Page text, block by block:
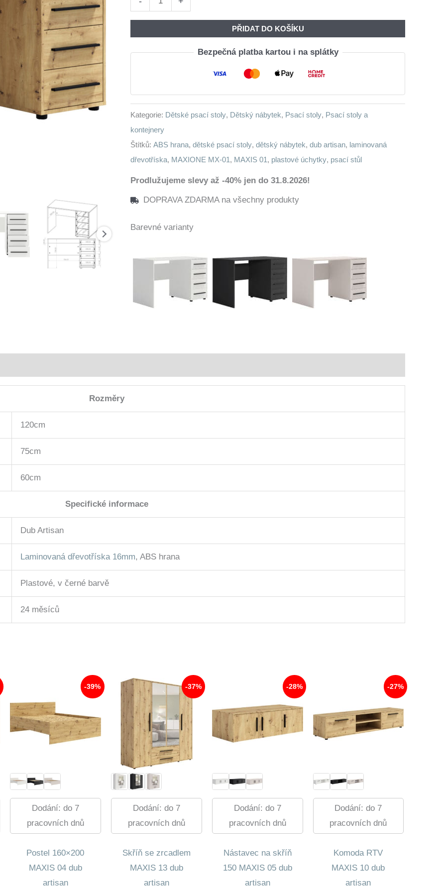
5
080,00 Kč. 601,00 Kč.
stůl
PŘIDAT DO KOŠÍKU
Bezpečná platba kartou i na splátky
Kategorie: Dětské psací stoly, Dětský nábytek, Psací stoly, Psací stoly a
kontejnery
Štítků: ABS hrana, dětské psací stoly, dětský nábytek, dub artisan, laminovaná
dřevotříska, MAXIONE MX-01, MAXIS 01, plastové úchytky, psací stůl
Prodlužujeme slevy až -40% jen do 31.8.2026!
DOPRAVA ZDARMA na všechny produkty
Barevné varianty
Rozměry
120cm
75cm
60cm
Specifické informace
Dub Artisan
Laminovaná dřevotříska 16mm, ABS hrana
Plastové, v černé barvě
24 měsíců
-39%
Dodání: do 7
pracovních dnů
Postel 160×200
MAXIS 04 dub
artisan
-37%
Dodání: do 7
pracovních dnů
Skříň se zrcadlem
MAXIS 13 dub
artisan
-28%
Dodání: do 7
pracovních dnů
Nástavec na skříň
150 MAXIS 05 dub
artisan
-27%
Dodání: do 7
pracovních dnů
Komoda RTV
MAXIS 10 dub
artisan